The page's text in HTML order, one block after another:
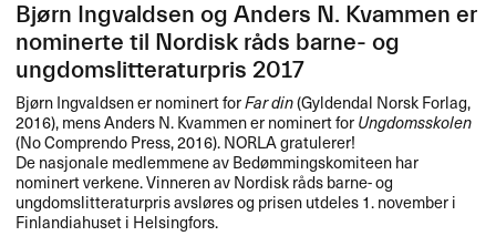
Bjørn Ingvaldsen og Anders N. Kvammen er
nominerte til Nordisk råds barne- og
ungdomslitteraturpris 2017
Bjørn Ingvaldsen er nominert forFar din(Gyldendal Norsk Forlag,
2016), mens Anders N. Kvammen er nominert forUngdomsskolen
(No Comprendo Press, 2016).NORLAgratulerer!
De nasjonale medlemmene av Bedømmingskomiteen har
nominert verkene. Vinneren av Nordisk råds barne- og
ungdomslitteraturpris avsløres og prisen utdeles 1. november i
Finlandiahuset i Helsingfors.